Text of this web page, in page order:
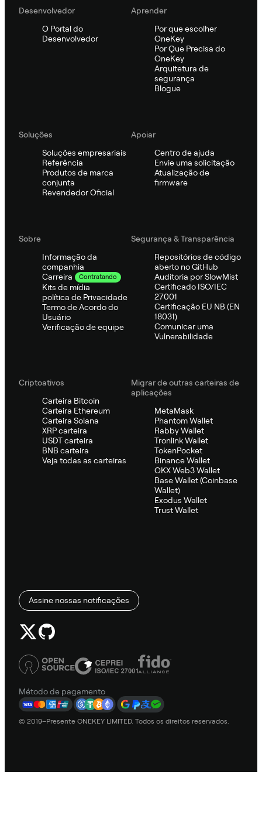
Desenvolvedor
O Portal do
Desenvolvedor
Aprender
Por que escolher
OneKey
Por Que Precisa do
OneKey
Arquitetura de
segurança
Blogue
Soluções
Soluções empresariais
Referência
Produtos de marca
conjunta
Revendedor Oficial
Apoiar
Centro de ajuda
Envie uma solicitação
Atualização de
firmware
Sobre
Informação da
companhia
Carreira
Contratando
Kits de mídia
política de Privacidade
Termo de Acordo do
Usuário
Verificação de equipe
Segurança & Transparência
Repositórios de código
aberto no GitHub
Auditoria por SlowMist
Certificado ISO/IEC
27001
Certificação EU NB (EN
18031)
Comunicar uma
Vulnerabilidade
Criptoativos
Carteira Bitcoin
Carteira Ethereum
Carteira Solana
XRP carteira
USDT carteira
BNB carteira
Veja todas as carteiras
Migrar de outras carteiras de
aplicações
MetaMask
Phantom Wallet
Rabby Wallet
Tronlink Wallet
TokenPocket
Binance Wallet
OKX Web3 Wallet
Base Wallet (Coinbase
Wallet)
Exodus Wallet
Trust Wallet
Assine nossas notificações
Método de pagamento
© 2019–Presente ONEKEY LIMITED. Todos os direitos reservados.